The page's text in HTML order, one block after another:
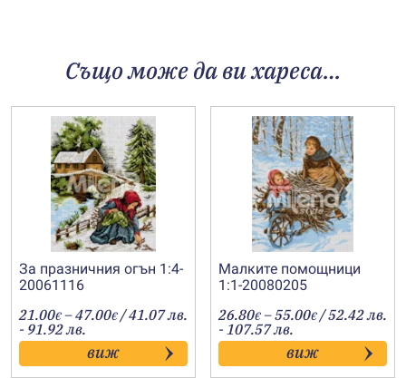
Също може да ви хареса…
За празничния огън 1:4-
20061116
21.00€ –47.00€Price
range:
21.00€
through
47.00€
/ 41.07 лв.
- 91.92 лв.
виж
Малките помощници
1:1-20080205
26.80€ –55.00€Price
range:
26.80€
through
55.00€
/ 52.42 лв.
- 107.57 лв.
виж